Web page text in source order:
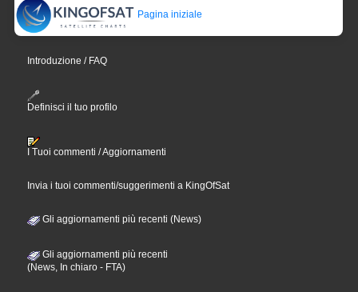
Pagina iniziale
Introduzione / FAQ
Definisci il tuo profilo
I Tuoi commenti / Aggiornamenti
Invia i tuoi commenti/suggerimenti a KingOfSat
Gli aggiornamenti più recenti (News)
Gli aggiornamenti più recenti
(News, In chiaro - FTA)